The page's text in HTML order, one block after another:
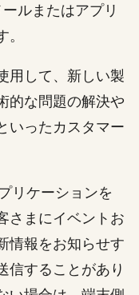
ルまたはアプリ
用して、新しい製
的な問題の解決や
いったカスタマー
リケーションを
さまにイベントお
情報をお知らせす
信することがあり